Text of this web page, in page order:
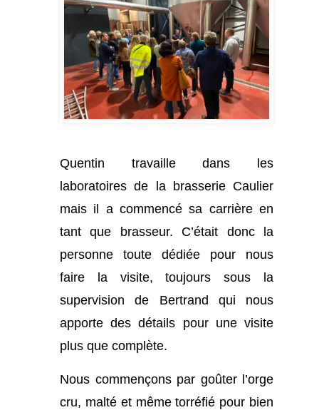
Quentin travaille dans les
laboratoires de la brasserie Caulier
mais il a commencé sa carrière en
tant que brasseur. C’était donc la
personne toute dédiée pour nous
faire la visite, toujours sous la
supervision de Bertrand qui nous
apporte des détails pour une visite
plus que complète.
Nous commençons par goûter l’orge
cru, malté et même torréfié pour bien